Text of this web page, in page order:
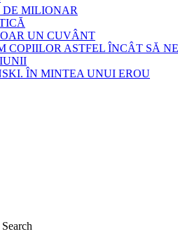
DE MILIONAR
UN CUVÂNT
COPIILOR ASTFEL ÎNCÂT SĂ
ÎN MINTEA UNUI EROU
Search